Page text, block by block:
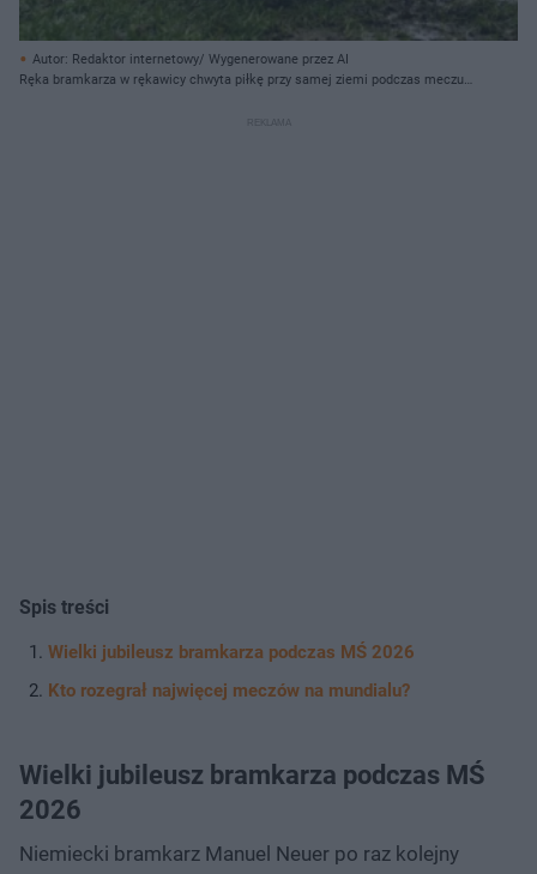
Autor: Redaktor internetowy/ Wygenerowane przez AI
Ręka bramkarza w rękawicy chwyta piłkę przy samej ziemi podczas meczu
Spis treści
Wielki jubileusz bramkarza podczas MŚ 2026
Kto rozegrał najwięcej meczów na mundialu?
Wielki jubileusz bramkarza podczas MŚ
2026
Niemiecki bramkarz Manuel Neuer po raz kolejny